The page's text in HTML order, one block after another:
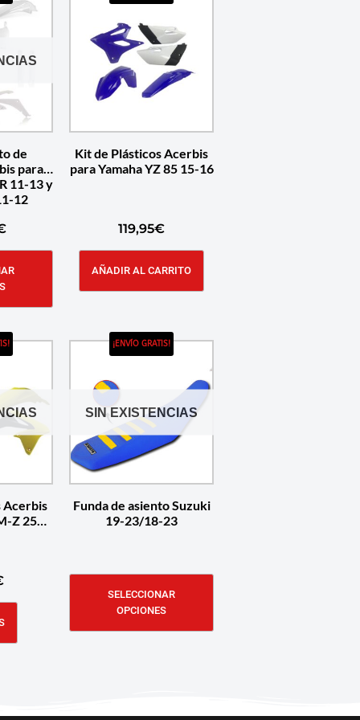
de
para
11-13 y
12
Kit de Plásticos Acerbis
para Yamaha YZ 85 15-16
119,95€
AÑADIR AL CARRITO
Acerbis
Z 250
SIN EXISTENCIAS
¡ENVÍO GRATIS!
Funda de asiento Suzuki
19-23/18-23
SELECCIONAR
OPCIONES